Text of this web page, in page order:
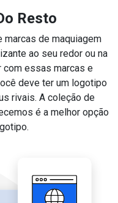
Resto
de maquiagem
ao seu redor ou na
com essas marcas e
deve ter um logotipo
rivais. A coleção de
é a melhor opção